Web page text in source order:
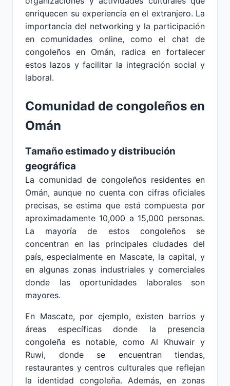
enriquecen su experiencia en el extranjero. La
importancia del networking y la participación
en comunidades online, como el chat de
congoleños en Omán, radica en fortalecer
estos lazos y facilitar la integración social y
laboral.
Comunidad de congoleños en
Omán
Tamaño estimado y distribución
geográfica
La comunidad de congoleños residentes en
Omán, aunque no cuenta con cifras oficiales
precisas, se estima que está compuesta por
aproximadamente 10,000 a 15,000 personas.
La mayoría de estos congoleños se
concentran en las principales ciudades del
país, especialmente en Mascate, la capital, y
en algunas zonas industriales y comerciales
donde las oportunidades laborales son
mayores.
En Mascate, por ejemplo, existen barrios y
áreas específicas donde la presencia
congoleña es notable, como Al Khuwair y
Ruwi, donde se encuentran tiendas,
restaurantes y centros culturales que reflejan
la identidad congoleña. Además, en zonas